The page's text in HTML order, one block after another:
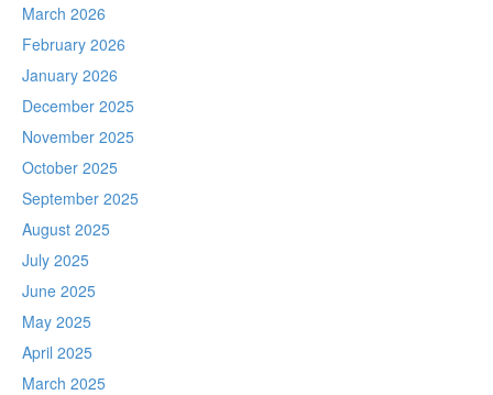
March 2026
February 2026
January 2026
December 2025
November 2025
October 2025
September 2025
August 2025
July 2025
June 2025
May 2025
April 2025
March 2025